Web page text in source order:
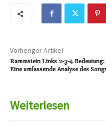
Vorheriger Artikel
Rammstein Links 2-3-4 Bedeutung:
Eine umfassende Analyse des
Weiterlesen